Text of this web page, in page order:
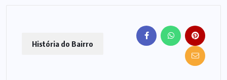
História do Bairro